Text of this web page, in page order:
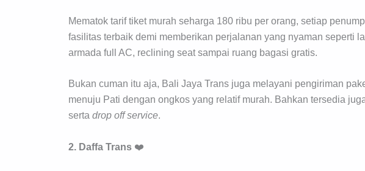
Mematok tarif tiket murah seharga 180 ribu per orang, setiap
fasilitas terbaik demi memberikan perjalanan yang nyaman seperti
armada full AC, reclining seat sampai ruang bagasi gratis.
Bukan cuman itu aja, Bali Jaya Trans juga melayani pengiriman
menuju Pati dengan ongkos yang relatif murah. Bahkan tersedia
serta drop offservice.
2. Daffa Trans ❤️